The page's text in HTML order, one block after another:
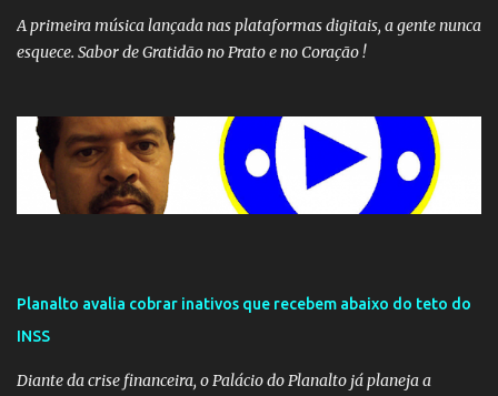
A primeira música lançada nas plataformas digitais, a gente nunca
esquece. Sabor de Gratidão no Prato e no Coração !
Planalto avalia cobrar inativos que recebem abaixo do teto do
INSS
Diante da crise financeira, o Palácio do Planalto já planeja a